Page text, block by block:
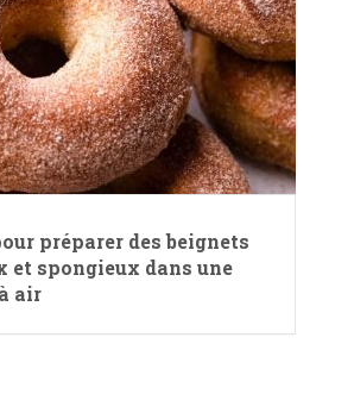
préparer des beignets
et spongieux dans une
air